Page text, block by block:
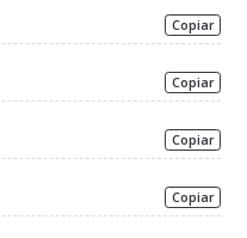
Copiar
Copiar
Copiar
Copiar